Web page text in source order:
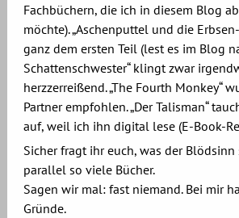
Fachbüchern, die ich in diesem Blog
möchte). „Aschenputtel und die
ganz dem ersten Teil (lest es im Blog
Schattenschwester“ klingt zwar
herzzerreißend. „The Fourth Monkey“
Partner empfohlen. „Der Talisman“
auf, weil ich ihn digital lese (E-Book-
Sicher fragt ihr euch, was der
parallel so viele Bücher.
Sagen wir mal: fast niemand. Bei mir
Gründe.